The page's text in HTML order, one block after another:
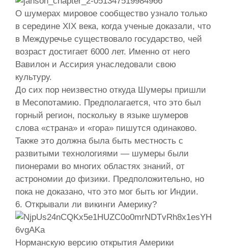
О шумерах мировое сообщество узнало только
в середине XIX века, когда ученые доказали, что
в Междуречье существовало государство, чей
возраст достигает 6000 лет. Именно от него
Вавилон и Ассирия унаследовали свою
культуру.
До сих пор неизвестно откуда Шумеры пришли
в Месопотамию. Предполагается, что это был
горный регион, поскольку в языке шумеров
слова «страна» и «гора» пишутся одинаково.
Также это должна была быть местность с
развитыми технологиями — шумеры были
пионерами во многих областях знаний, от
астрономии до физики. Предположительно, но
пока не доказано, что это мог быть юг Индии.
6. Открывали ли викинги Америку?
Норманскую версию открытия Америки